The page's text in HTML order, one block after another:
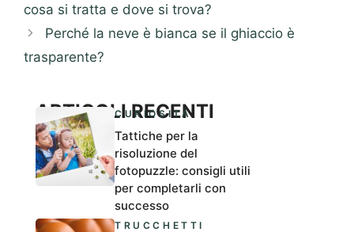
cosa si tratta e dove si trova?
Perché la neve è bianca se il ghiaccio è
trasparente?
ARTICOLI RECENTI
CURIOSITÀ
Tattiche per la
risoluzione del
fotopuzzle: consigli utili
per completarli con
successo
TRUCCHETTI